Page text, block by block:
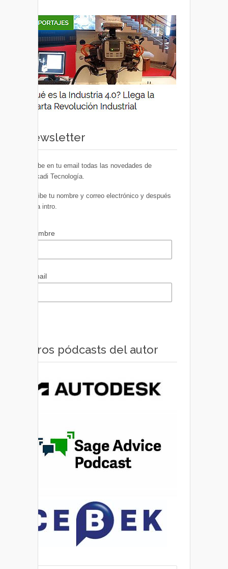
Newsletter
Recibe en tu email todas las novedades de
Euskadi Tecnología.
Escribe tu nombre y correo electrónico y después
pulsa intro.
Nombre
Email
Otros pódcasts del autor